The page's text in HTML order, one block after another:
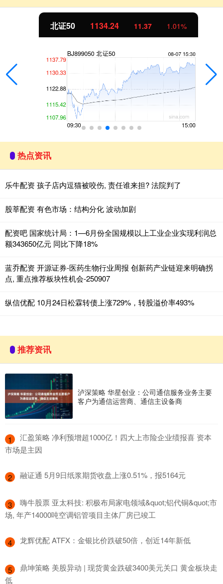
北证50 1134.24 11.37 1.01%
热点资讯
乐牛配资 孩子店内逗猫被咬伤, 责任谁来担? 法院判了
股莘配资 有色市场：结构分化 波动加剧
配资吧 国家统计局：1—6月份全国规模以上工业企业实现利润总
额343650亿元 同比下降18%
蓝乔配资 开源证券-医药生物行业周报 创新药产业链迎来明确拐
点, 重点推荐板块性机会-250907
纵信优配 10月24日松霖转债上涨729%，转股溢价率493%
推荐资讯
泸深策略 华星创业：公司通信服务业务主要
客户为通信运营商、通信主设备商
1
​汇盈策略 净利预增超1000亿！四大上市险企业绩报喜 资本
市场是主因
2 ​融证通 5月9日纸浆期货收盘上涨0.51%，报5164元
3
​嗨牛股票 亚太科技: 积极布局家电领域&quot;铝代铜&quot;市
场, 年产14000吨空调铝管项目主体厂房已竣工
4 ​龙辉优配 ATFX：金银比价跌破50倍，创近14年新低
5
​鼎坤策略 美股异动 | 现货黄金跌破3400美元关口 黄金板块走
低